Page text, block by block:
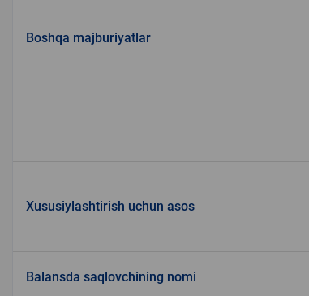
Boshqa majburiyatlar
Xususiylashtirish uchun asos
Balansda saqlovchining nomi